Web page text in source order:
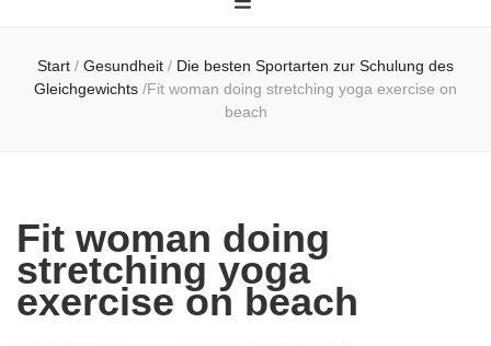
Start / Gesundheit / Die besten Sportarten zur Schulung des
Gleichgewichts /Fit woman doing stretching yoga exercise on
beach
Fit woman doing
stretching yoga
exercise on beach